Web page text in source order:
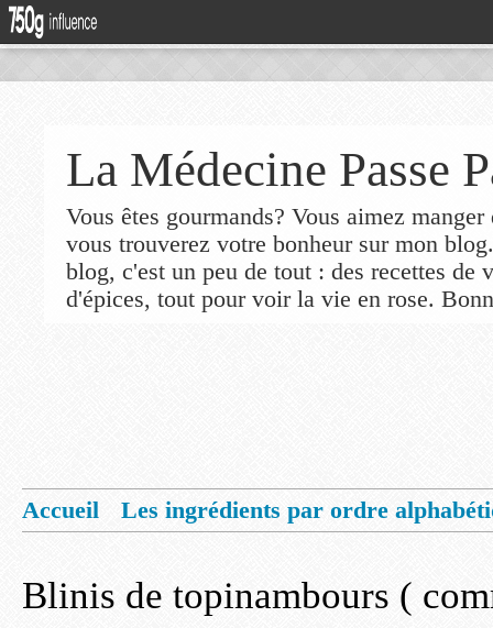
La Médecine Passe
Vous êtes gourmands? Vous aimez
vous trouverez votre bonheur sur mon
blog, c'est un peu de tout : des recettes de
d'épices, tout pour voir la vie en rose.
Accueil
Les ingrédients par ordre
Blinis de topinambours (